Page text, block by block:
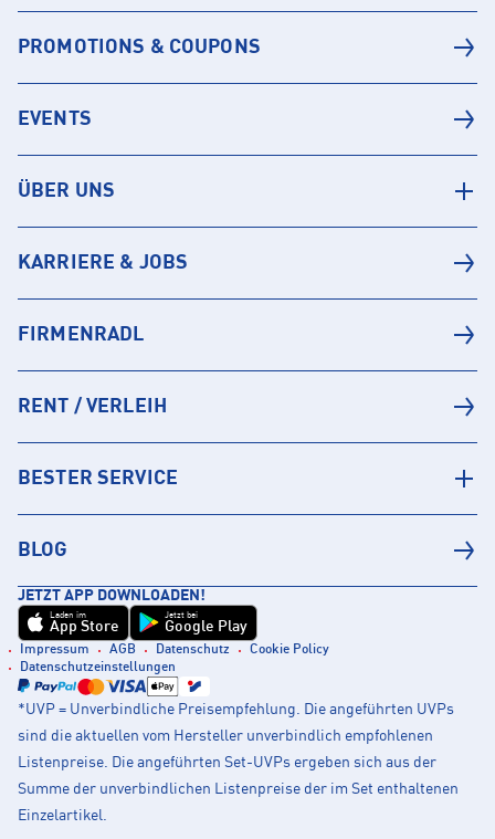
PROMOTIONS & COUPONS
EVENTS
ÜBER UNS
KARRIERE & JOBS
FIRMENRADL
RENT / VERLEIH
BESTER SERVICE
BLOG
JETZT APP DOWNLOADEN!
Laden im
App Store
Jetzt bei
Google Play
Impressum AGB Datenschutz
Cookie Policy
Datenschutzeinstellungen
*UVP = Unverbindliche Preisempfehlung. Die angeführten UVPs
sind die aktuellen vom Hersteller unverbindlich empfohlenen
Listenpreise. Die angeführten Set-UVPs ergeben sich aus der
Summe der unverbindlichen Listenpreise der im Set enthaltenen
Einzelartikel.